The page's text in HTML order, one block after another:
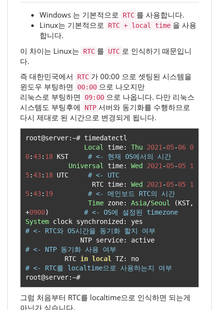
Windows 는 기본적으로 RTC 를 사용합니다.
Linux는 기본적으로
RTC + local time 을 사용
합니다.
이 차이는 Linux는
RTC 를 UTC 로 인식하기 때문입니
다.
즉 대한민국에서
RTC 가 00:00 으로 셋팅된 시스템을
윈도우 부팅하면
00:00 으로 나오지만
리눅스로 부팅하면
09:00 으로 나옵니다. 다만 리눅스
시스템도 부팅후에
NTP 서버와 동기화를 수행하므로
다시 제대로 된 시간으로 변경되게 됩니다.
root@server:~# timedatectl
Local
time: Thu 2021 -05-06 0
0:43: 18 KST # <- 현재 OS에서의 시간
Universal
time: Wed 2021 -05-05 1
5:43: 18 UTC # <- UTC
                 RTC time
: Wed 2021 -05-05 1
5:43: 19
# <- 메인보드 RTC의 시간
Time zone: Asia/Seoul (KST,
+0900)
# <- OS에 설정된 timezone
System clock synchronized :
# <- RTC와 OS시간을 동기화 할지 여부
              NTP service
:
# <- NTP 동기화 사용 여부
          RTC
in local TZ:
# <- RTC를 localtime으로 사용하는지 여부
root@server:~#
그럼 처음부터 RTC를 localtime으로 인식하면 되는게
아닌가 싶습니다.